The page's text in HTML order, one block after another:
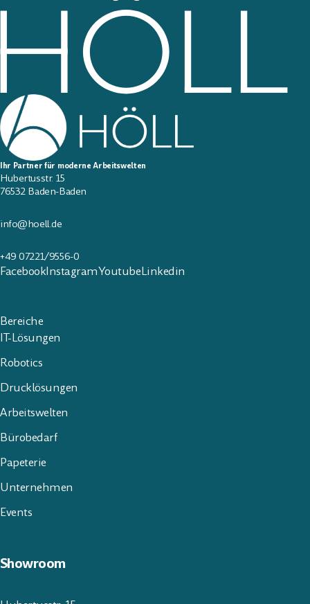
Ihr Partner für moderne Arbeitswelten
Hubertusstr. 15
76532 Baden-Baden
info@hoell.de
+49 07221/9556-0
FacebookInstagramYoutubeLinkedin
Bereiche
IT-Lösungen
Robotics
Drucklösungen
Arbeitswelten
Bürobedarf
Papeterie
Unternehmen
Events
Showroom